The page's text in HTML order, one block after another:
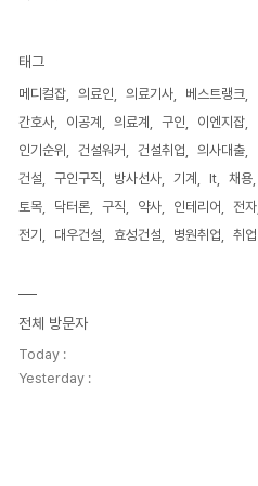
태그
메디컬잡 의료인 의료기사
베스트랭크
간호사
이공계 의료계 구인
이엔지잡
인기순위
건설워커 건설취업
의사대출
건설
구인구직 방사선사 기계 It
채용
토목
닥터론 구직 약사 인테리어
전자
전기
대우건설 효성건설 병원취업 취업
전체 방문자
Today :
Yesterday :